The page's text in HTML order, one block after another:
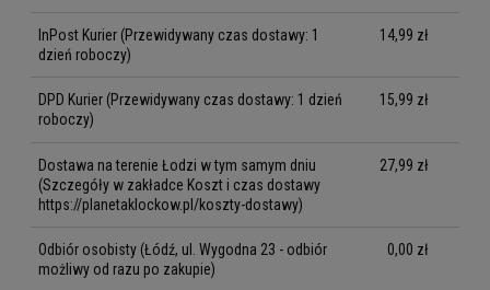
InPost Kurier (Przewidywany czas dostawy: 1
dzień roboczy)
14,99 zł
DPD Kurier (Przewidywany czas dostawy: 1 dzień
roboczy)
15,99 zł
Dostawa na terenie Łodzi w tym samym dniu
(Szczegóły w zakładce Koszt i czas dostawy
https://planetaklockow.pl/koszty-dostawy)
27,99 zł
Odbiór osobisty (Łódź, ul. Wygodna 23 - odbiór
możliwy od razu po zakupie)
0,00 zł